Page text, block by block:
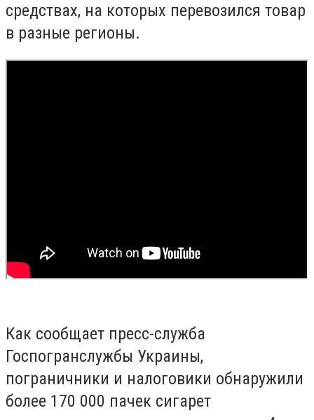
средствах, на которых перевозился товар
в разные регионы.
Как сообщает пресс-служба
Госпогранслужбы Украины,
пограничники и налоговики обнаружили
более 170 000 пачек сигарет